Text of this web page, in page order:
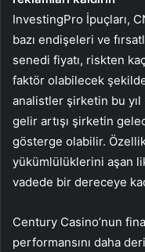
InvestingPro İpuçları,
bazı endişeleri ve
senedi fiyatı, riskten
faktör olabilecek
analistler şirketin bu yıl
gelir artışı şirketin
gösterge olabilir.
yükümlülüklerini aşan
vadede bir dereceye
Century Casino’nun
performansını daha